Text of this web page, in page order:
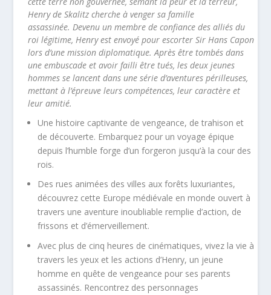
Henry de Skalitz cherche à venger sa famille
assassinée. Devenu un membre de confiance des alliés du
roi légitime, Henry est envoyé pour escorter Sir Hans Capon
lors d’une mission diplomatique. Après être tombés dans
une embuscade et avoir failli être tués, les deux jeunes
hommes se lancent dans une série d’aventures périlleuses,
mettant à l’épreuve leurs compétences, leur caractère et
leur amitié.
Une histoire captivante de vengeance, de trahison et
de découverte. Embarquez pour un voyage épique
depuis l’humble forge d’un forgeron jusqu’à la cour des
rois.
Des rues animées des villes aux forêts luxuriantes,
découvrez cette Europe médiévale en monde ouvert à
travers une aventure inoubliable remplie d’action, de
frissons et d’émerveillement.
Avec plus de cinq heures de cinématiques, vivez la vie à
travers les yeux et les actions d’Henry, un jeune
homme en quête de vengeance pour ses parents
assassinés. Rencontrez des personnages